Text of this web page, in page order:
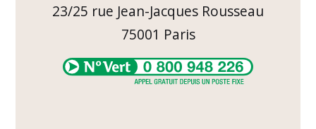
23/25 rue Jean-Jacques Rousseau
75001 Paris